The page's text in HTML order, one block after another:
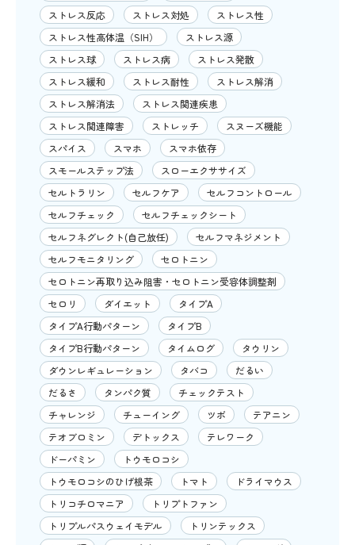
ストレス反応
ストレス対処
ストレス性
ストレス性高体温（SIH）
ストレス源
ストレス球
ストレス病
ストレス発散
ストレス緩和
ストレス耐性
ストレス解消
ストレス解消法
ストレス関連疾患
ストレス関連障害
ストレッチ
スヌーズ機能
スパイス
スマホ
スマホ依存
スモールステップ法
スローエクササイズ
セルトラリン
セルフケア
セルフコントロール
セルフチェック
セルフチェックシート
セルフネグレクト(自己放任)
セルフマネジメント
セルフモニタリング
セロトニン
セロトニン再取り込み阻害・セロトニン受容体調整剤
セロリ
ダイエット
タイプA
タイプA行動パターン
タイプB
タイプB行動パターン
タイムログ
タウリン
ダウンレギュレーション
タバコ
だるい
だるさ
タンパク質
チェックテスト
チャレンジ
チューイング ツボ
テアニン
テオブロミン
デトックス
テレワーク
ドーパミン
トウモロコシ
トウモロコシのひげ根茶
トマト
ドライマウス
トリコチロマニア
トリプトファン
トリプルパスウェイモデル
トリンテックス